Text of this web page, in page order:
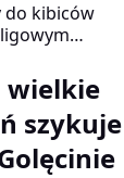
do kibiców
kontuzji i
wielkie
szykuje